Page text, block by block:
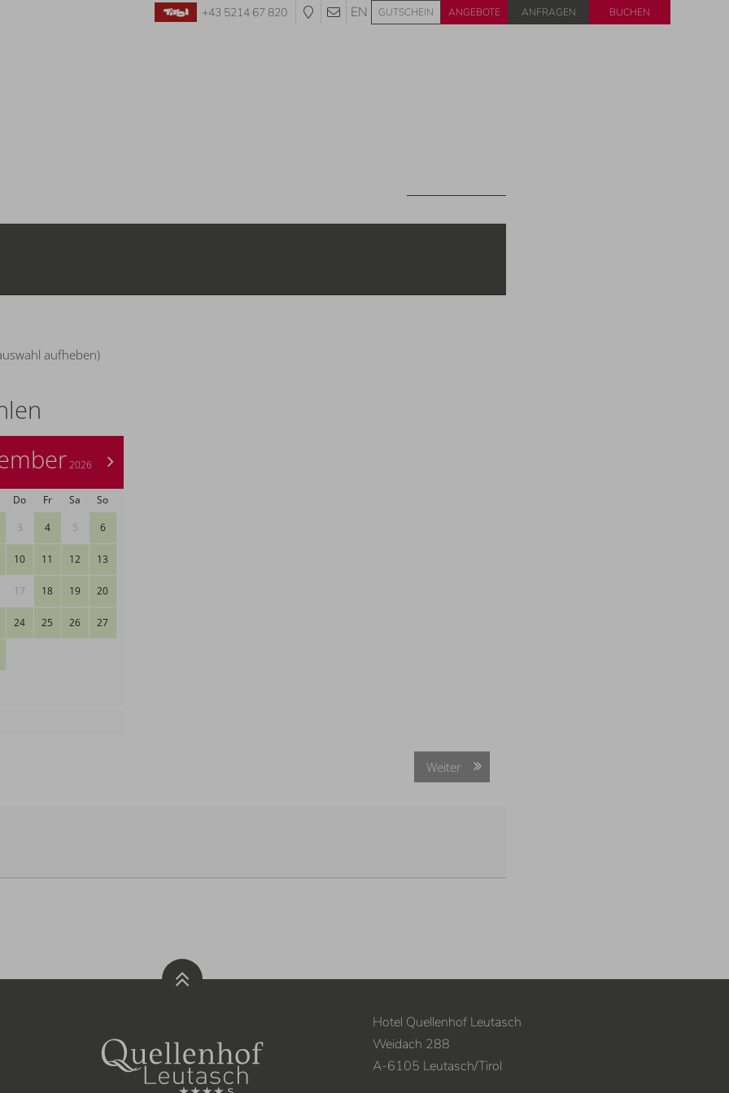
GUTSCHEIN ANGEBOTE Buchen
Anfragen
+43 5214 67 820 EN
aufheben)
>
2026
Do Fr Sa
So
3 4 5 6
10 11 12 13
17 18 19 20
24 25 26 27
Weiter
Hotel Quellenhof Leutasch
Weidach 288
A-6105 Leutasch/Tirol